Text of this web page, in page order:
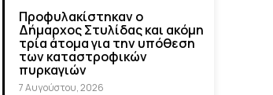
Προφυλακίστηκαν ο
Δήμαρχος Στυλίδας και ακόμη
τρία άτομα για την υπόθεση
των καταστροφικών
πυρκαγιών
7 Αυγούστου, 2026